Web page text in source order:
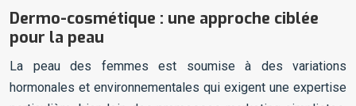
Dermo-cosmétique : une approche ciblée
pour la peau
La peau des femmes est soumise à des variations
hormonales et environnementales qui exigent une expertise